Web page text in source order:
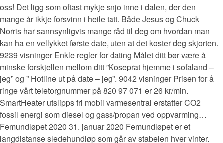
oss! Det ligg som oftast mykje snjo inne i dalen, der den
mange år ikkje forsvinn i heile tatt. Både Jesus og Chuck
Norris har sannsynligvis mange råd til deg om hvordan man
kan ha en vellykket første date, uten at det koster deg skjorten.
9239 visninger Enkle regler for dating Målet ditt bør være å
minske forskjellen mellom ditt ”Koseprat hjemme i sofaland –
jeg” og ” Hotline ut på date – jeg”. 9042 visninger Prisen for å
ringe vårt teletorgnummer på 820 97 071 er 26 kr/min.
SmartHeater utslipps fri mobil varmesentral erstatter CO2
fossil energi som diesel og gass/propan ved oppvarming…
Femundløpet 2020 31. januar 2020 Femundløpet er et
langdistanse sledehundløp som går av stabelen hver vinter.